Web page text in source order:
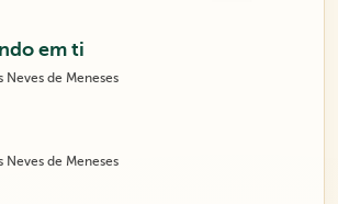
em ti
Neves de Meneses
Neves de Meneses